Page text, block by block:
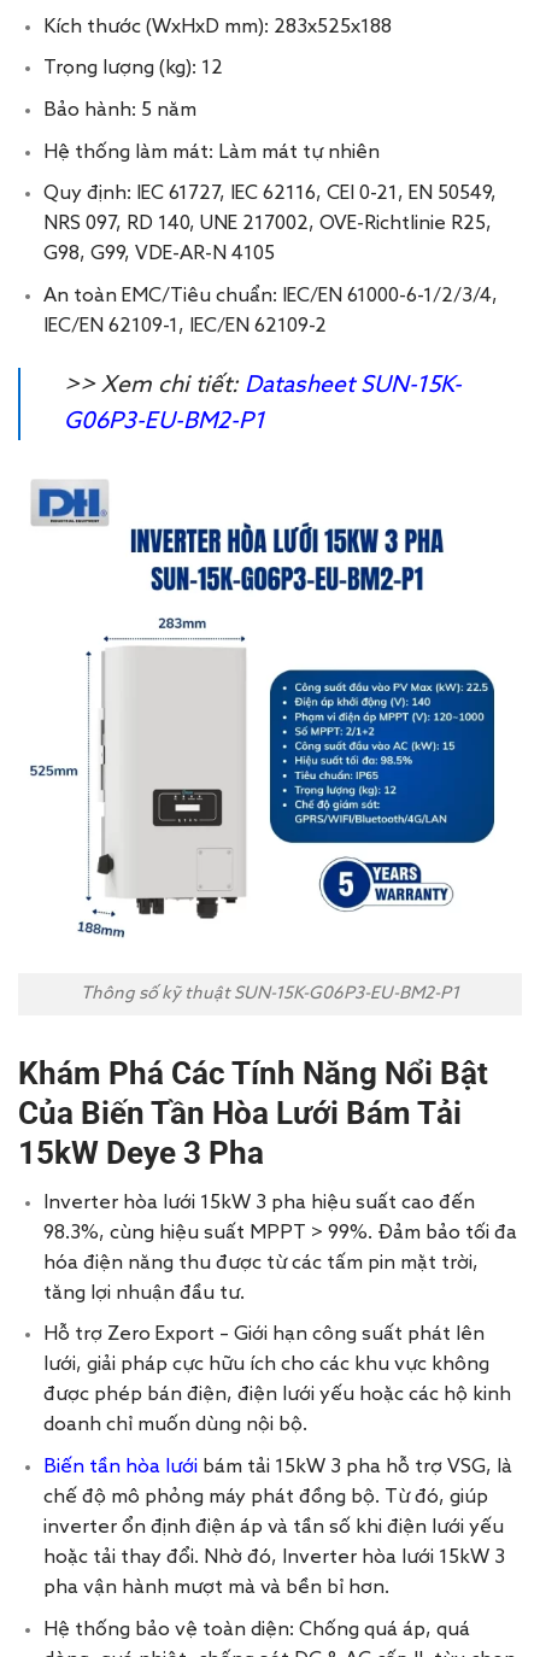
Kích thước (WxHxD mm): 283x525x188
Trọng lượng (kg): 12
Bảo hành: 5 năm
Hệ thống làm mát: Làm mát tự nhiên
Quy định: IEC 61727, IEC 62116, CEI 0-21, EN 50549,
NRS 097, RD 140, UNE 217002, OVE-Richtlinie R25,
G98, G99, VDE-AR-N 4105
An toàn EMC/Tiêu chuẩn: IEC/EN 61000-6-1/2/3/4,
IEC/EN 62109-1, IEC/EN 62109-2
>> Xem chi tiết: Datasheet SUN-15K-
G06P3-EU-BM2-P1
Thông số kỹ thuật SUN-15K-G06P3-EU-BM2-P1
Khám Phá Các Tính Năng Nổi Bật
Của Biến Tần Hòa Lưới Bám Tải
15kW Deye 3 Pha
Inverter hòa lưới 15kW 3 pha hiệu suất cao đến
98.3%, cùng hiệu suất MPPT > 99%. Đảm bảo tối đa
hóa điện năng thu được từ các tấm pin mặt trời,
tăng lợi nhuận đầu tư.
Hỗ trợ Zero Export – Giới hạn công suất phát lên
lưới, giải pháp cực hữu ích cho các khu vực không
được phép bán điện, điện lưới yếu hoặc các hộ kinh
doanh chỉ muốn dùng nội bộ.
Biến tần hòa lướibám tải 15kW 3 pha hỗ trợ VSG, là
chế độ mô phỏng máy phát đồng bộ. Từ đó, giúp
inverter ổn định điện áp và tần số khi điện lưới yếu
hoặc tải thay đổi. Nhờ đó, Inverter hòa lưới 15kW 3
pha vận hành mượt mà và bền bỉ hơn.
Hệ thống bảo vệ toàn diện: Chống quá áp, quá